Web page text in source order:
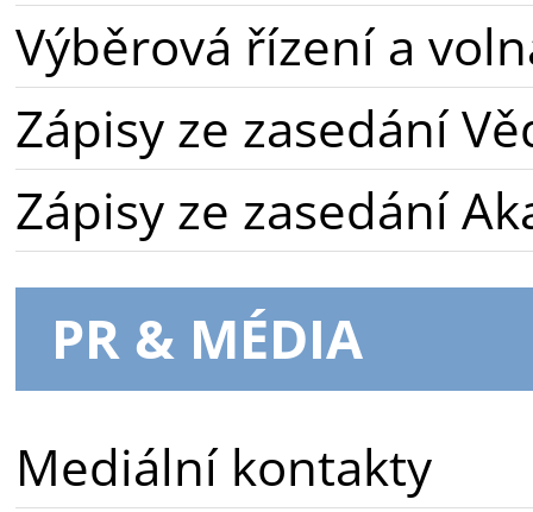
Výběrová řízení a
Zápisy ze zasedání
Zápisy ze zasedání
PR & MÉDIA
Mediální kontakty